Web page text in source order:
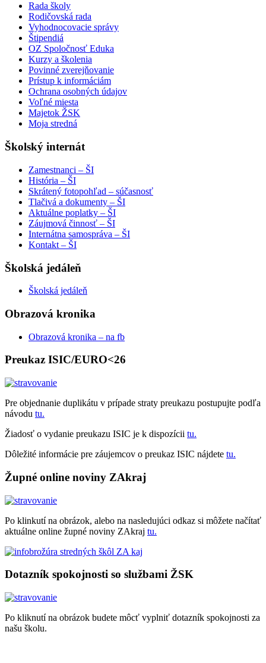
Rada školy
Rodičovská rada
Vyhodnocovacie správy
Štipendiá
OZ Spoločnosť Eduka
Kurzy a školenia
Povinné zverejňovanie
Prístup k informáciám
Ochrana osobných údajov
Voľné miesta
Majetok ŽSK
Moja stredná
Školský internát
Zamestnanci – ŠI
História – ŠI
Skrátený fotopohľad – súčasnosť
Tlačivá a dokumenty – ŠI
Aktuálne poplatky – ŠI
Záujmová činnosť – ŠI
Internátna samospráva – ŠI
Kontakt – ŠI
Školská jedáleň
Školská jedáleň
Obrazová kronika
Obrazová kronika – na fb
Preukaz ISIC/EURO<26
Pre objednanie duplikátu v prípade straty preukazu postupujte podľa
návodu tu.
Žiadosť o vydanie preukazu ISIC je k dispozícii tu.
Dôležité informácie pre záujemcov o preukaz ISIC nájdete tu.
Župné online noviny ZAkraj
Po klinkutí na obrázok, alebo na nasledujúci odkaz si môžete načítať
aktuálne online župné noviny ZAkraj tu.
Dotazník spokojnosti so službami ŽSK
Po kliknutí na obrázok budete môcť vyplniť dotazník spokojnosti za
našu školu.